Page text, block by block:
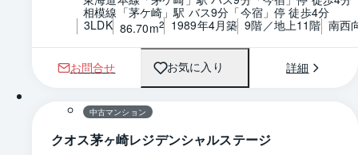
相模線「茅ケ崎」駅 バス9分「今宿」停 徒歩4分
3LDK 86.70m2 1989年4月築 9階／地上11階 南西
お問合せ お気に入り 詳細
1 / 0 間取り
中古マンション
クオス茅ヶ崎レジデンシャルステージ